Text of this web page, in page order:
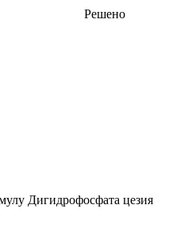
Решено
Дигидрофосфата цезия